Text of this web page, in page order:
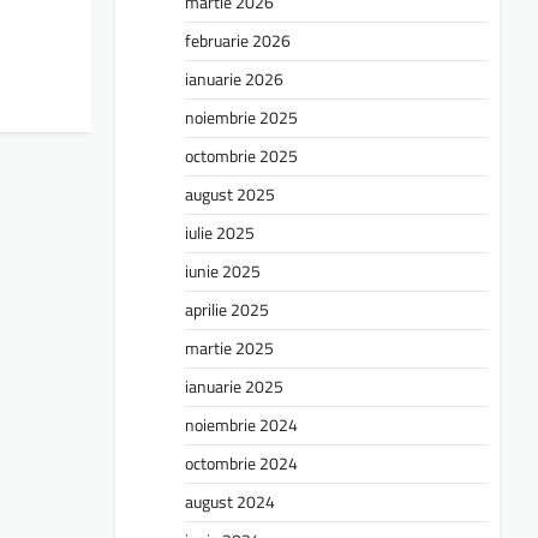
februarie 2026
ianuarie 2026
noiembrie 2025
octombrie 2025
august 2025
iulie 2025
iunie 2025
aprilie 2025
martie 2025
ianuarie 2025
noiembrie 2024
octombrie 2024
august 2024